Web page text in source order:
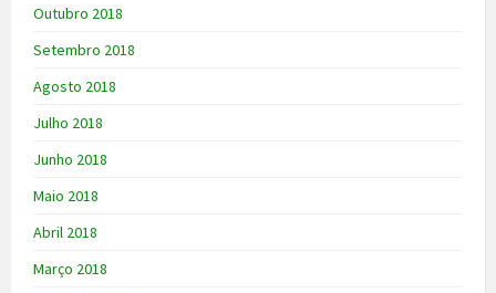
Outubro 2018
Setembro 2018
Agosto 2018
Julho 2018
Junho 2018
Maio 2018
Abril 2018
Março 2018